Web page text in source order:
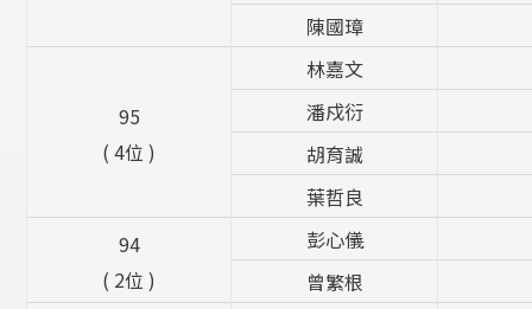
陳國璋
95
( 4位 )
林嘉文
潘戍衍
胡育誠
葉哲良
94
( 2位 )
彭心儀
曾繁根